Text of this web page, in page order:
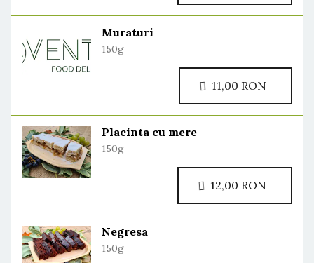
Muraturi
150g
Placinta cu mere
150g
Negresa
150g